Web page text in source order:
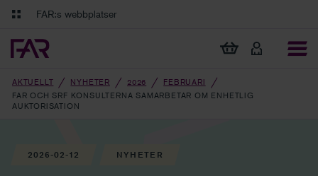
Gå till innehåll
Gå till navigation
Ekonomiska regler på ett och samma ställe
Debatt och fördjupning i branschens frågor
FAR:s webbplatser
Visa min varukorg
AKTUELLT NYHETER 2026
FEBRUARI
FAR OCH SRF KONSULTERNA SAMARBETAR OM ENHETLIG
AUKTORISATION
2026-02-12 NYHETER